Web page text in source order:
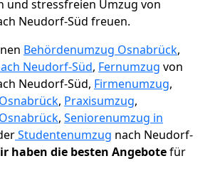
und stressfreien Umzug von
Neudorf-Süd freuen.
Behördenumzug Osnabrück,
Neudorf-Süd, Fernumzug von
Neudorf-Süd, Firmenumzug,
, Praxisumzug,
, Seniorenumzug in
Studentenumzug nach Neudorf-
haben die besten Angebotefür